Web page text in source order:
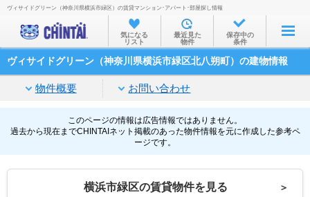
お部屋を探す
沿線・駅から
家賃相場から
通勤通学時間から
物件特集から
不動産会社から
ヴィサイドグリーン（神奈川県横浜市緑区）の賃貸マンション･アパート･部屋探し情報
気になる
リスト
最近見た
物件
保存中の
条件
ヴィサイドグリーン（神奈川県横浜市緑区北八朔町）の建物情報
物件概要 お問い合わせ
このページの情報は広告情報ではありません。
過去から現在までCHINTAIネット掲載のあった物件情報を元に作成した参考ペ
ージです。
横浜市緑区の賃貸物件を見る ＞